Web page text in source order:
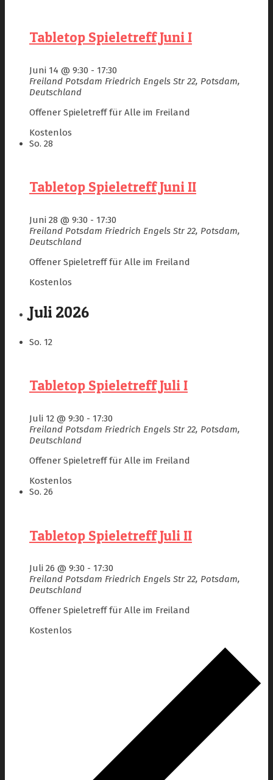
Tabletop Spieletreff Juni I
Juni 14 @ 9:30 - 17:30
Freiland Potsdam Friedrich Engels Str 22, Potsdam,
Deutschland
Offener Spieletreff für Alle im Freiland
Kostenlos
So. 28
Tabletop Spieletreff Juni II
Juni 28 @ 9:30 - 17:30
Freiland Potsdam Friedrich Engels Str 22, Potsdam,
Deutschland
Offener Spieletreff für Alle im Freiland
Kostenlos
Juli 2026
So. 12
Tabletop Spieletreff Juli I
Juli 12 @ 9:30 - 17:30
Freiland Potsdam Friedrich Engels Str 22, Potsdam,
Deutschland
Offener Spieletreff für Alle im Freiland
Kostenlos
So. 26
Tabletop Spieletreff Juli II
Juli 26 @ 9:30 - 17:30
Freiland Potsdam Friedrich Engels Str 22, Potsdam,
Deutschland
Offener Spieletreff für Alle im Freiland
Kostenlos